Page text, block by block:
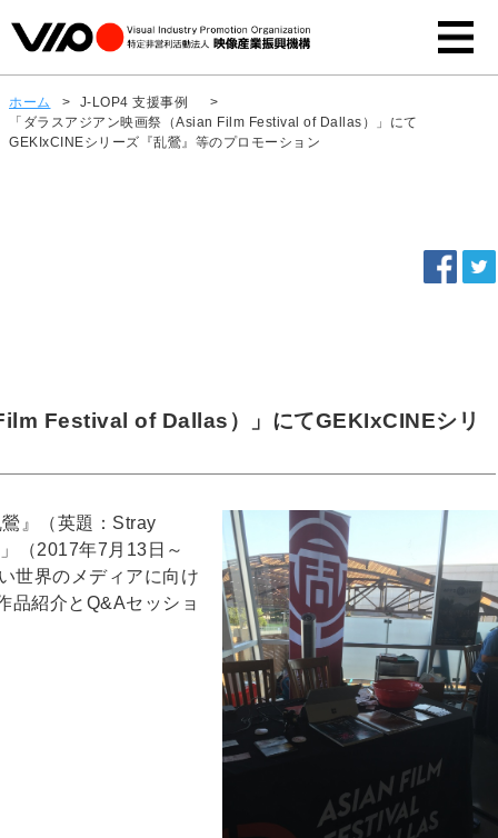
ホーム > J-LOP4 支援事例
>
「ダラスアジアン映画祭（Asian Film Festival of Dallas）」にて
GEKIxCINEシリーズ『乱鶯』等のプロモーション
Festival of Dallas）」にてGEKIxCINEシリ
』（英題：Stray
（2017年7月13日～
世界のメディアに向け
品紹介とQ&Aセッショ